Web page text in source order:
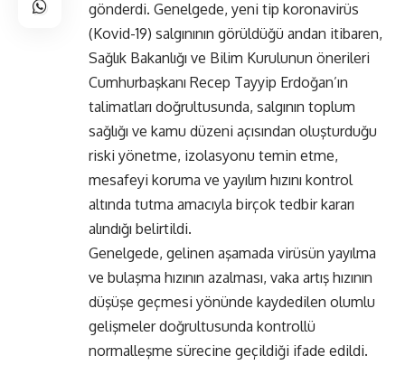
gönderdi. Genelgede, yeni tip koronavirüs
(Kovid-19) salgınının görüldüğü andan itibaren,
Sağlık Bakanlığı ve Bilim Kurulunun önerileri
Cumhurbaşkanı Recep Tayyip Erdoğan’ın
talimatları doğrultusunda, salgının toplum
sağlığı ve kamu düzeni açısından oluşturduğu
riski yönetme, izolasyonu temin etme,
mesafeyi koruma ve yayılım hızını kontrol
altında tutma amacıyla birçok tedbir kararı
alındığı belirtildi.
Genelgede, gelinen aşamada virüsün yayılma
ve bulaşma hızının azalması, vaka artış hızının
düşüşe geçmesi yönünde kaydedilen olumlu
gelişmeler doğrultusunda kontrollü
normalleşme sürecine geçildiği ifade edildi.